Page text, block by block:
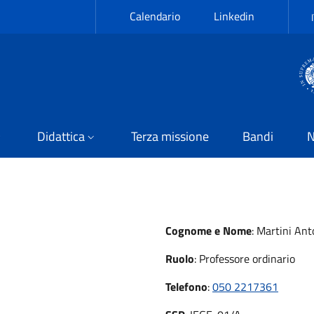
Calendario Linkedin
Didattica Terza missione Bandi
Cognome e Nome: Martini
Ruolo: Professore ordinario
Telefono:050 2217361